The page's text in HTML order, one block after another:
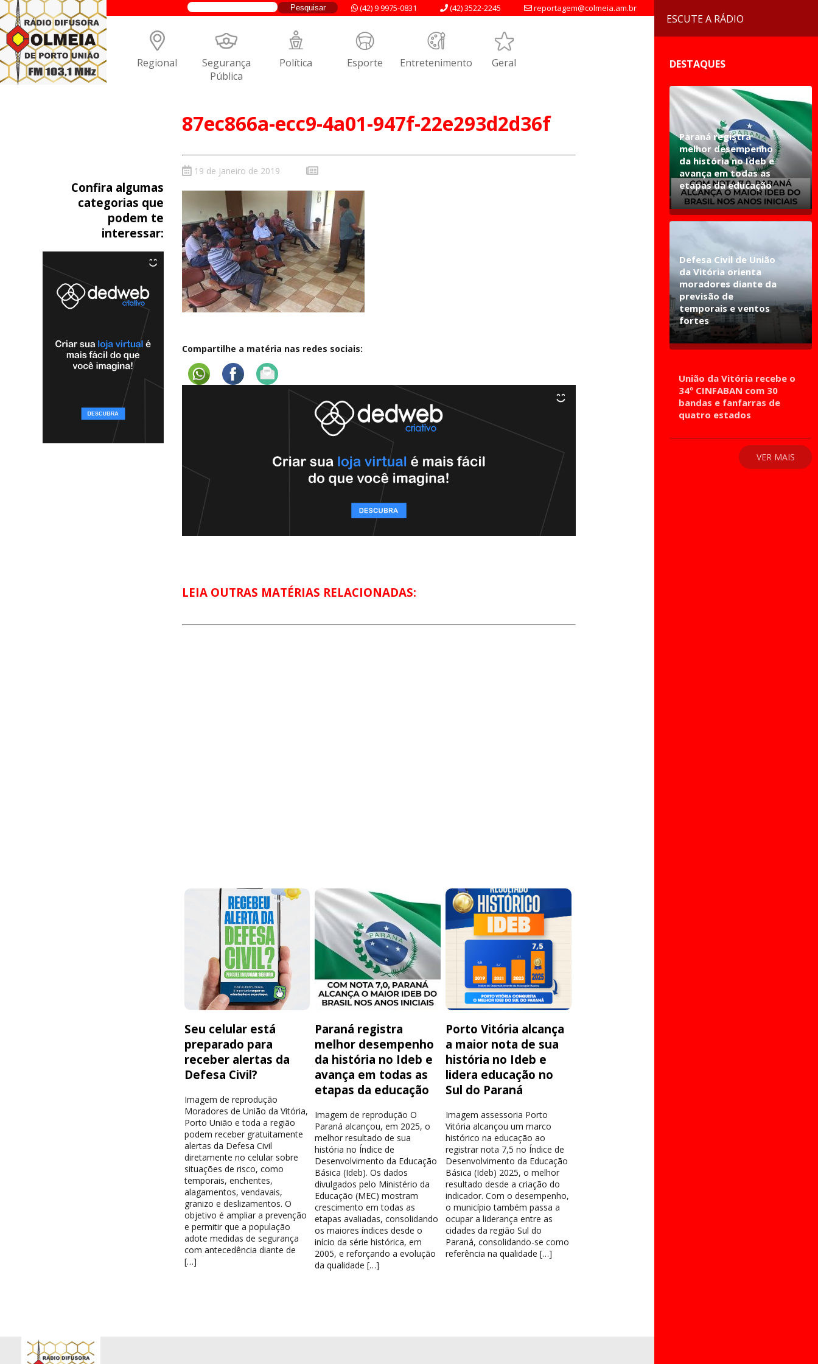
reportagem@colmeia.am.br
(42) 3522-2245
(42) 9 9975-0831
Regional Segurança
Pública
Política Esporte Entretenimento Geral
87ec866a-ecc9-4a01-947f-22e293d2d36f
Confira algumas
categorias que
podem te
interessar:
19 de janeiro de 2019
Compartilhe a matéria nas redes sociais:
LEIA OUTRAS MATÉRIAS RELACIONADAS:
Seu celular está
preparado para
receber alertas da
Defesa Civil?
Imagem de reprodução
Moradores de União da Vitória,
Porto União e toda a região
podem receber gratuitamente
alertas da Defesa Civil
diretamente no celular sobre
situações de risco, como
temporais, enchentes,
alagamentos, vendavais,
granizo e deslizamentos. O
objetivo é ampliar a prevenção
e permitir que a população
adote medidas de segurança
com antecedência diante de
[…]
Paraná registra
melhor desempenho
da história no Ideb e
avança em todas as
etapas da educação
Imagem de reprodução O
Paraná alcançou, em 2025, o
melhor resultado de sua
história no Índice de
Desenvolvimento da Educação
Básica (Ideb). Os dados
divulgados pelo Ministério da
Educação (MEC) mostram
crescimento em todas as
etapas avaliadas, consolidando
os maiores índices desde o
início da série histórica, em
2005, e reforçando a evolução
da qualidade […]
Porto Vitória alcança
a maior nota de sua
história no Ideb e
lidera educação no
Sul do Paraná
Imagem assessoria Porto
Vitória alcançou um marco
histórico na educação ao
registrar nota 7,5 no Índice de
Desenvolvimento da Educação
Básica (Ideb) 2025, o melhor
resultado desde a criação do
indicador. Com o desempenho,
o município também passa a
ocupar a liderança entre as
cidades da região Sul do
Paraná, consolidando-se como
referência na qualidade […]
ESCUTE A RÁDIO
DESTAQUES
Paraná registra
melhor desempenho
da história no Ideb e
avança em todas as
etapas da educação
Defesa Civil de União
da Vitória orienta
moradores diante da
previsão de
temporais e ventos
fortes
União da Vitória recebe o
34º CINFABAN com 30
bandas e fanfarras de
quatro estados
VER MAIS